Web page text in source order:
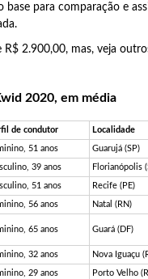
base para comparação e
2.900,00, mas, veja
2020, em média
de condutor Localidade
51 anos Guarujá (SP)
39 anos Florianópolis
51 anos Recife (PE)
56 anos Natal (RN)
65 anos Guará (DF)
32 anos Nova Iguaçu
29 anos Porto Velho